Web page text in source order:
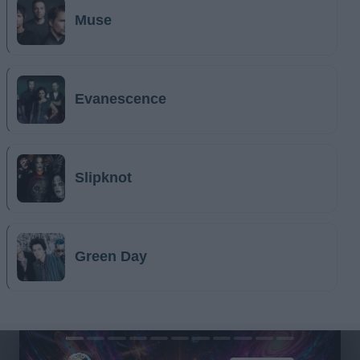
Muse
Evanescence
Slipknot
Green Day